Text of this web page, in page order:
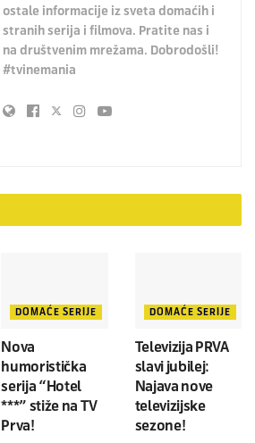
ostale informacije iz sveta domaćih i
stranih serija i filmova. Pratite nas i
na društvenim mrežama. Dobrodošli!
#tvinemania
DOMAĆE SERIJE
Nova
humoristička
serija “Hotel
***” stiže na TV
Prva!
DOMAĆE SERIJE
Televizija PRVA
slavi jubilej:
Najava nove
televizijske
sezone!